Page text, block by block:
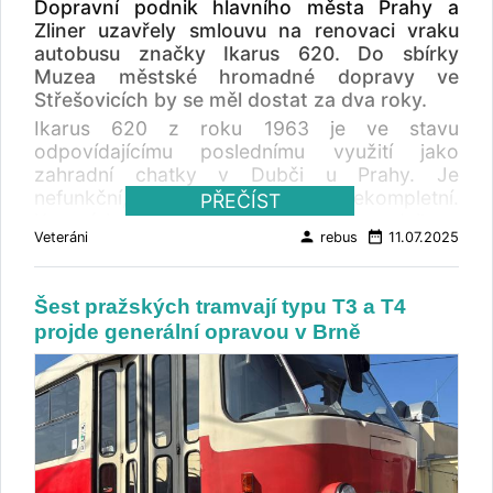
Dopravní podnik hlavního města Prahy a
Zliner uzavřely smlouvu na renovaci vraku
autobusu značky Ikarus 620. Do sbírky
Muzea městské hromadné dopravy ve
Střešovicích by se měl dostat za dva roky.
Ikarus 620 z roku 1963 je ve stavu
odpovídajícímu poslednímu využití jako
zahradní chatky v Dubči u Prahy. Je
nefunkční, zkorodovaný a nekompletní.
Karosérie ale není podle dopravního podniku v
nejhorším stavu. Chybí oboje dveře pro
cestující, přední maska, motor, sedadla, a další
vybavení. Jako částečný zdroj dílů k renovaci
je určen vrak linkového autobusu Ikarus 630
stejného roku výroby. Autobus by měl být
uveden do původního stavu, pouze s
drobnými provozními úpravami. Náhradní
nedostupné díly a součástky nemají působit
rušivě a musí se přibližovat originálnímu
provedení. Má být plně funkční a odpovídat
požadavkům pro přihlášení do registru
PŘEČÍST
Veteráni person rebus date_range 11.07.2025
Šest pražských tramvají typu T3 a T4
projde generální opravou v Brně